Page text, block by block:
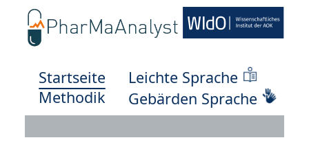
Startseite
Methodik
Leichte Sprache
Gebärden Sprache